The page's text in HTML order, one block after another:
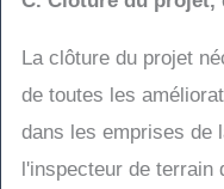
La clôture du projet
de toutes les
dans les emprises de
l'inspecteur de terrain